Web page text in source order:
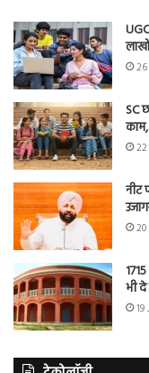
SC
नीट
भी दे